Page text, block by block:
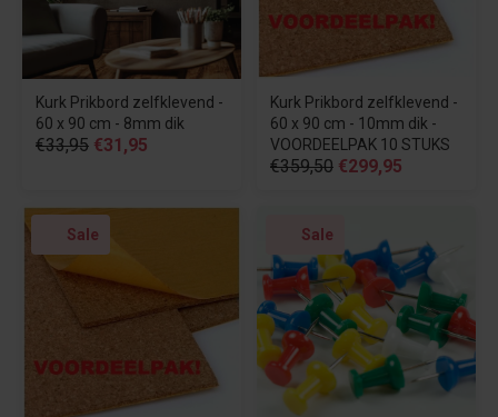
Kurk Prikbord zelfklevend -
60 x 90 cm - 8mm dik
€33,95 €31,95
Kurk Prikbord zelfklevend -
60 x 90 cm - 10mm dik -
VOORDEELPAK 10 STUKS
€359,50 €299,95
Sale Sale